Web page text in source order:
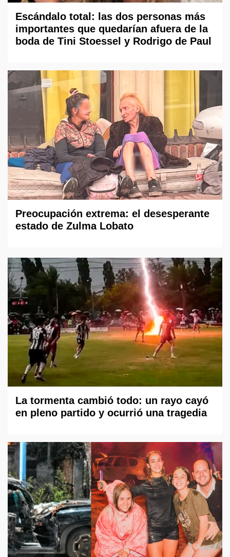
Escándalo total: las dos personas más
importantes que quedarían afuera de la
boda de Tini Stoessel y Rodrigo de Paul
Preocupación extrema: el desesperante
estado de Zulma Lobato
La tormenta cambió todo: un rayo cayó
en pleno partido y ocurrió una tragedia